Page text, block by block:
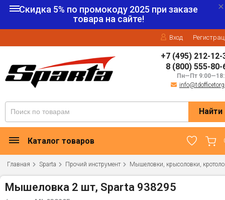
Скидка 5% по промокоду 2025 при заказе
товара на сайте!
Вход
+7 (495) 212-12-
8 (800) 555-80-
Пн—Пт
Найти
Каталог товаров
Главная Sparta Прочий инструмент Мышеловки, крысоловки,
Мышеловка 2 шт, Sparta 938295